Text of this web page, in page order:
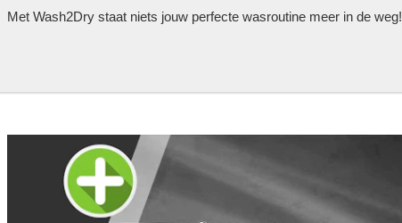
Met Wash2Dry staat niets jouw perfecte wasroutine meer in de weg!